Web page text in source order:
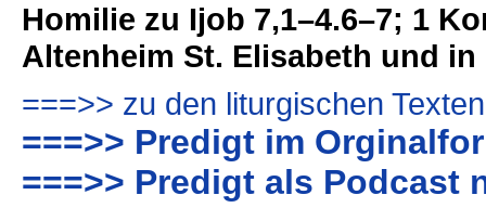
Homilie zu Ijob 7,1–4.6–7; 1
Altenheim St. Elisabeth und in
===>> zu den liturgischen Texten
===>> Predigt im
===>> Predigt als Podcast